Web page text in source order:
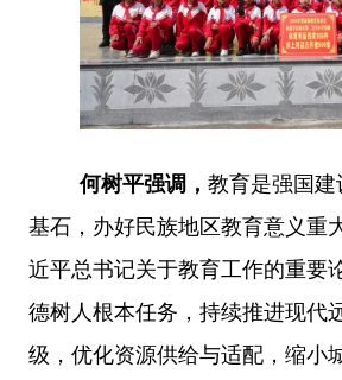
何树平强调， 教育是强国
基石，办好民族地区教育意义重
近平总书记关于教育工作的重要
德树人根本任务，持续推进现代
级，优化资源供给与适配，缩小